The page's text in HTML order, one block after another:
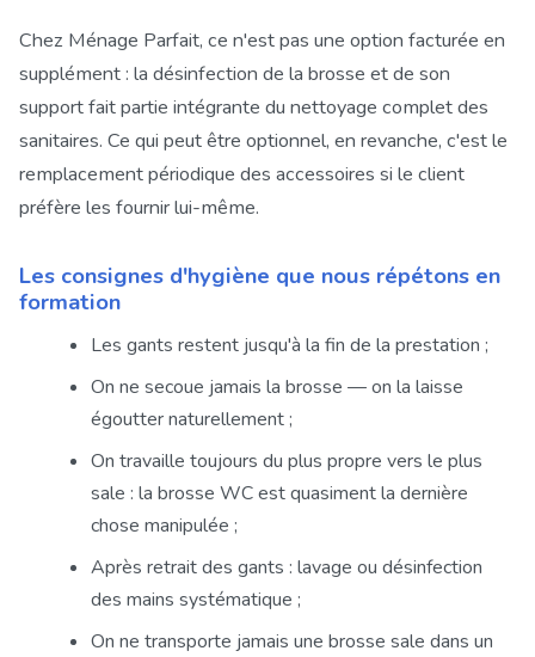
Chez Ménage Parfait, ce n'est pas une option facturée en
supplément : la désinfection de la brosse et de son
support fait partie intégrante du nettoyage complet des
sanitaires. Ce qui peut être optionnel, en revanche, c'est le
remplacement périodique des accessoires si le client
préfère les fournir lui-même.
Les consignes d'hygiène que nous répétons en
formation
Les gants restent jusqu'à la fin de la prestation ;
On ne secoue jamais la brosse — on la laisse
égoutter naturellement ;
On travaille toujours du plus propre vers le plus
sale : la brosse WC est quasiment la dernière
chose manipulée ;
Après retrait des gants : lavage ou désinfection
des mains systématique ;
On ne transporte jamais une brosse sale dans un